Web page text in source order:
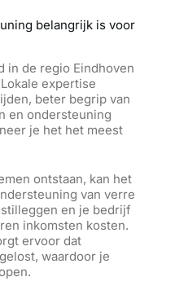
belangrijk is voor
in de regio Eindhoven
expertise
beter begrip van
en ondersteuning
je het het meest
ontstaan, kan het
van verre
en je bedrijf
inkomsten kosten.
ervoor dat
waardoor je